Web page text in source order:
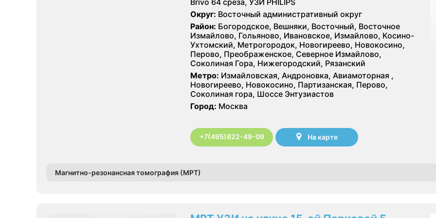
Округ: Восточный административный округ
Район: Богородское, Вешняки, Восточный, Восточное
Измайлово, Гольяново, Ивановское, Измайлово, Косино-
Ухтомский, Метрогородок, Новогиреево, Новокосино,
Перово, Преображенское, Северное Измайлово,
Соколиная Гора, Нижегородский, Рязанский
Метро: Измайловская, Андроновка, Авиамоторная ,
Новогиреево, Новокосино, Партизанская, Перово,
Соколиная гора, Шоссе Энтузиастов
Город: Москва
+7(495)822-49-09 На карте
Магнитно-резонансная томография (МРТ)